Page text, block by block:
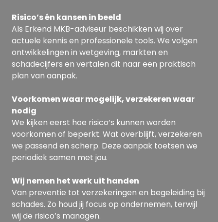
Risico’s én kansen in beeld
Als Erkend MKB-adviseur beschikken wij over
actuele kennis en professionele tools. We volgen
ontwikkelingen in wetgeving, markten en
schadecijfers en vertalen dit naar een praktisch
plan van aanpak.
Voorkomen waar mogelijk, verzekeren waar
nodig
We kijken eerst hoe risico’s kunnen worden
voorkomen of beperkt. Wat overblijft, verzekeren
we passend en scherp. Deze aanpak toetsen we
periodiek samen met jou.
Wij nemen het werk uit handen
Van preventie tot verzekeringen en begeleiding bij
schades. Zo houd jij focus op ondernemen, terwijl
wij de risico’s managen.